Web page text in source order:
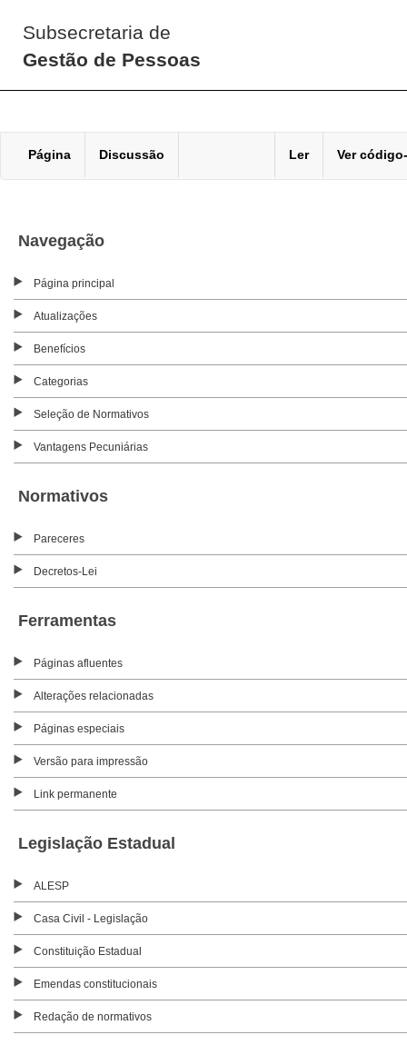
Subsecretaria de
Gestão de Pessoas
Página Discussão Ler Ver
Navegação
Página principal
Atualizações
Benefícios
Categorias
Seleção de Normativos
Vantagens Pecuniárias
Normativos
Pareceres
Decretos-Lei
Ferramentas
Páginas afluentes
Alterações relacionadas
Páginas especiais
Versão para impressão
Link permanente
Legislação Estadual
ALESP
Casa Civil - Legislação
Constituição Estadual
Emendas constitucionais
Redação de normativos